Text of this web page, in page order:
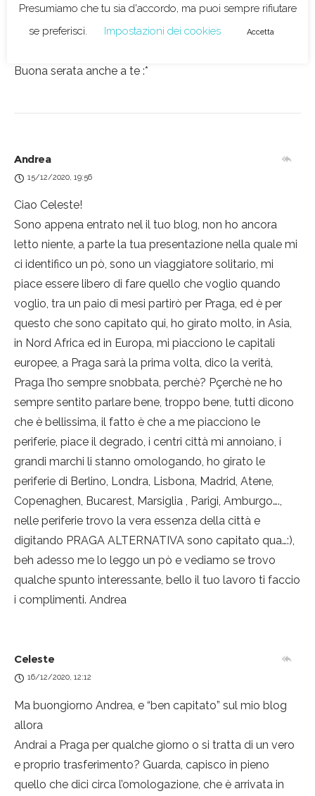
passata!
Io abito ad una mezz’ora da San Quirico, bellissima
Buona serata anche a te :*
Andrea
15/12/2020, 19:56
Ciao Celeste!
Sono appena entrato nel il tuo blog, non ho ancora
letto niente, a parte la tua presentazione nella quale mi
ci identifico un pò, sono un viaggiatore solitario, mi
piace essere libero di fare quello che voglio quando
voglio, tra un paio di mesi partirò per Praga, ed è per
questo che sono capitato qui, ho girato molto, in Asia,
in Nord Africa ed in Europa, mi piacciono le capitali
europee, a Praga sarà la prima volta, dico la verità,
Praga l’ho sempre snobbata, perchè? Pçerchè ne ho
sempre sentito parlare bene, troppo bene, tutti dicono
che è bellissima, il fatto è che a me piacciono le
periferie, piace il degrado, i centri città mi annoiano, i
grandi marchi li stanno omologando, ho girato le
periferie di Berlino, Londra, Lisbona, Madrid, Atene,
Copenaghen, Bucarest, Marsiglia , Parigi, Amburgo….,
nelle periferie trovo la vera essenza della città e
digitando PRAGA ALTERNATIVA sono capitato qua…:),
beh adesso me lo leggo un pò e vediamo se trovo
qualche spunto interessante, bello il tuo lavoro ti faccio
i complimenti. Andrea
Celeste
16/12/2020, 12:12
Ma buongiorno Andrea, e “ben capitato” sul mio blog
allora
Andrai a Praga per qualche giorno o si tratta di un vero
e proprio trasferimento? Guarda, capisco in pieno
quello che dici circa l’omologazione, che è arrivata in
Presumiamo che tu sia d'accordo, ma puoi sempre rifiutare
se preferisci.
Impostazioni dei cookies Accetta